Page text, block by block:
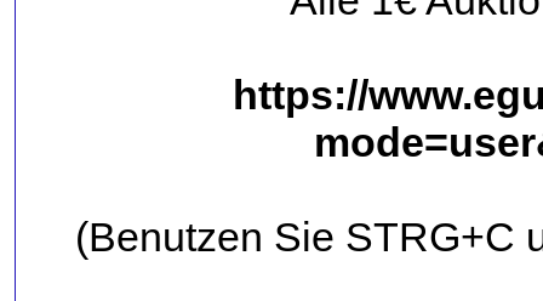
https://
(Benutzen Sie STRG+C